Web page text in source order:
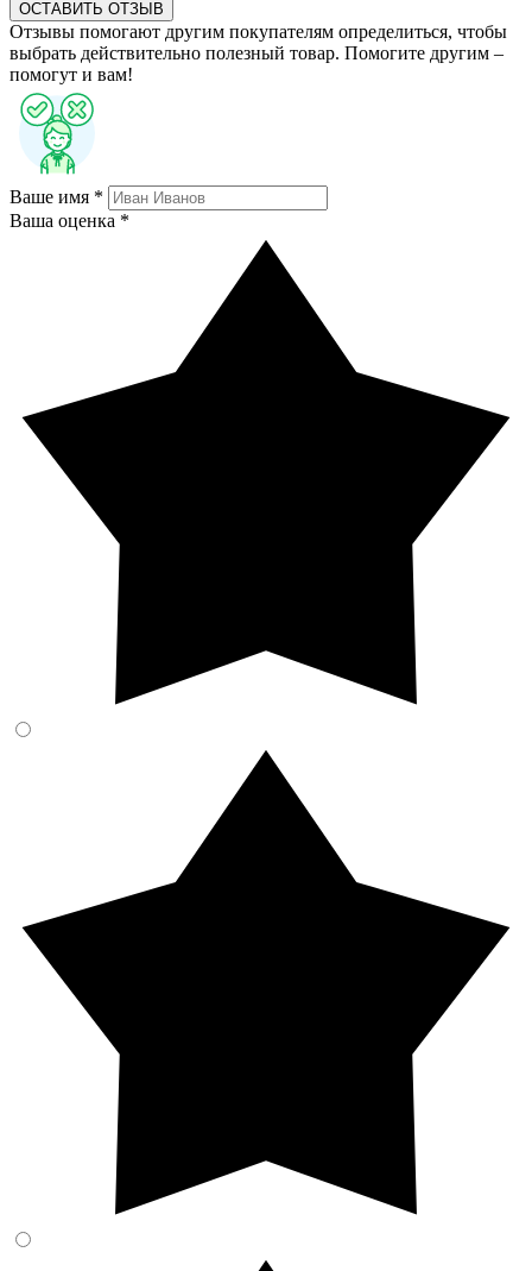
ОСТАВИТЬ ОТЗЫВ
Отзывы помогают другим покупателям определиться, чтобы
выбрать действительно полезный товар. Помогите другим –
помогут и вам!
Ваше имя *
Ваша оценка *